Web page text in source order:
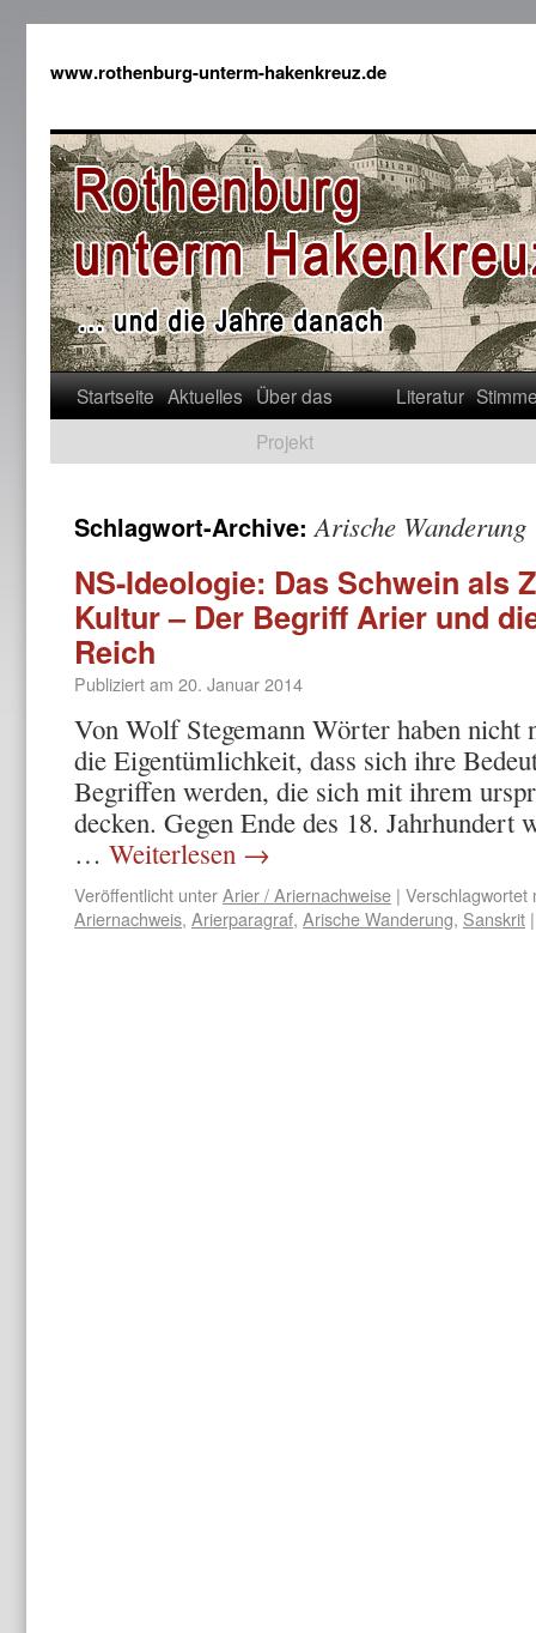
www.rothenburg-unterm-hakenkreuz.de
Startseite Aktuelles Über das
Projekt
Literatur
Schlagwort-Archive:Arische Wanderung
NS-Ideologie: Das Schwein als
Kultur – Der Begriff Arier und
Reich
Publiziert am 20. Januar 2014
Von Wolf Stegemann Wörter haben nicht
die Eigentümlichkeit, dass sich ihre
Begriffen werden, die sich mit ihrem
decken. Gegen Ende des 18. Jahrhundert
… Weiterlesen →
Veröffentlicht unterArier / Ariernachweise | Verschlagwortet
Ariernachweis, Arierparagraf, Arische Wanderung, Sanskrit |